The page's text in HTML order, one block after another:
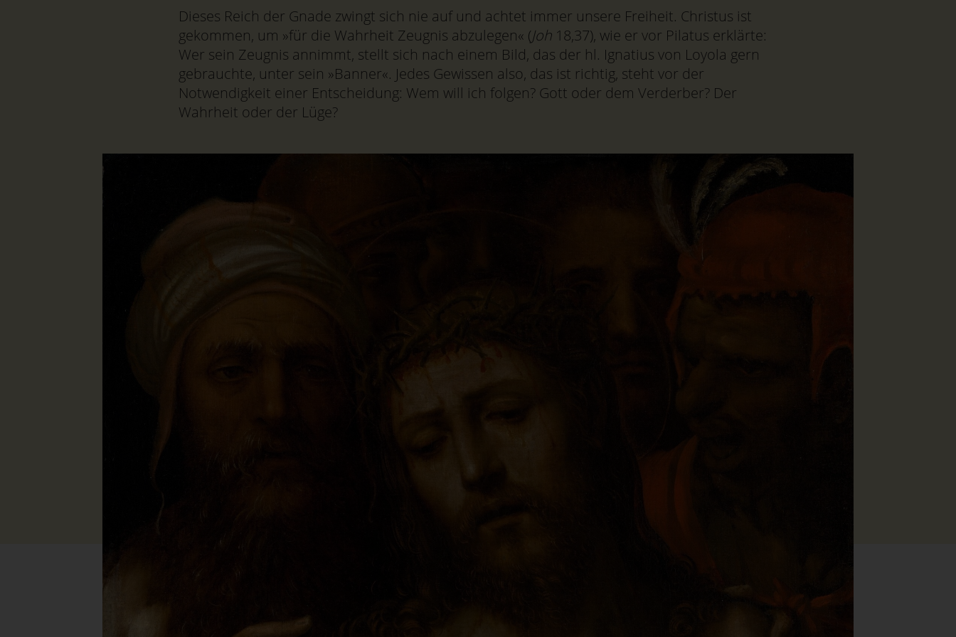
Dieses Reich der Gnade zwingt sich nie auf und achtet immer unsere Freiheit. Christus ist
gekommen, um »für die Wahrheit Zeugnis abzulegen« (Joh 18,37), wie er vor Pilatus erklärte:
Wer sein Zeugnis annimmt, stellt sich nach einem Bild, das der hl. Ignatius von Loyola gern
gebrauchte, unter sein »Banner«. Jedes Gewissen also, das ist richtig, steht vor der
Notwendigkeit einer Entscheidung: Wem will ich folgen? Gott oder dem Verderber? Der
Wahrheit oder der Lüge?